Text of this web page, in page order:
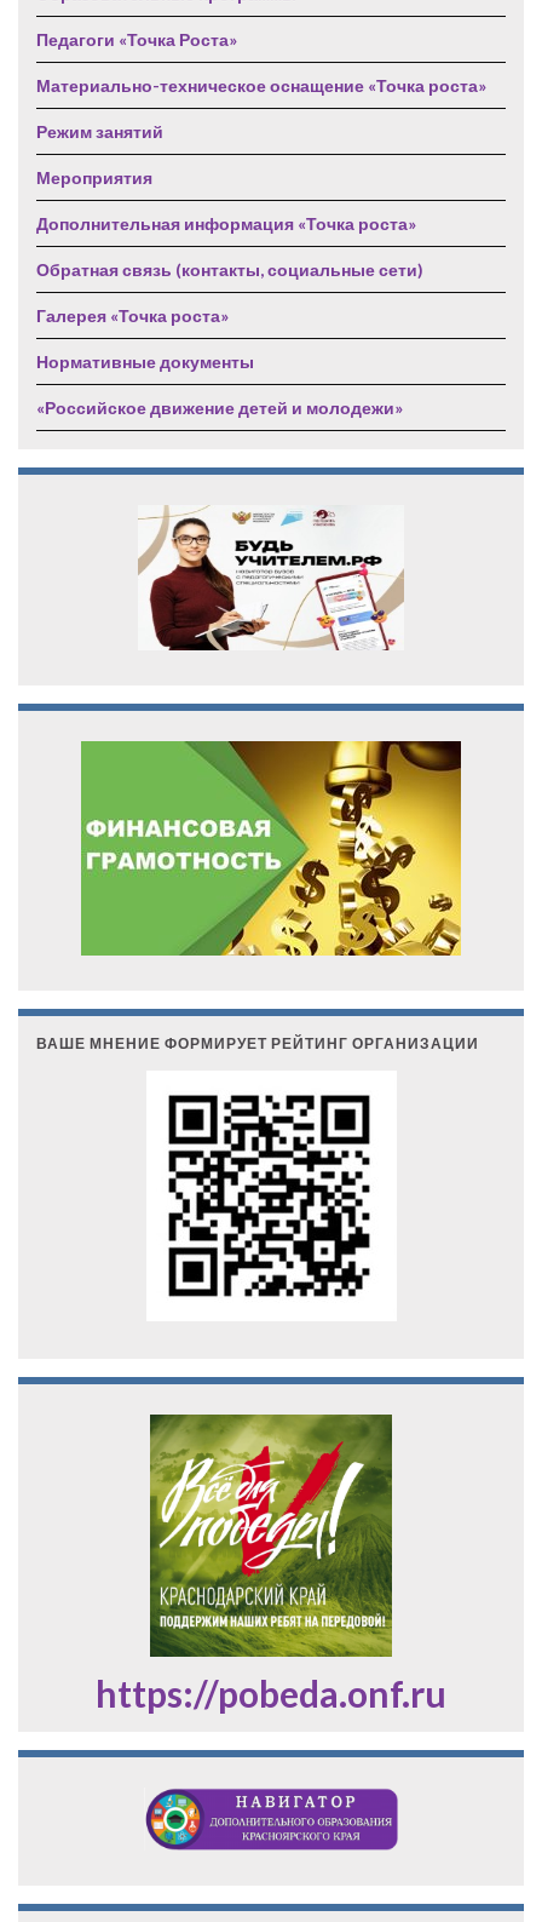
Педагоги «Точка Роста»
Материально-техническое оснащение «Точка роста»
Режим занятий
Мероприятия
Дополнительная информация «Точка роста»
Обратная связь (контакты, социальные сети)
Галерея «Точка роста»
Нормативные документы
«Российское движение детей и молодежи»
ВАШЕ МНЕНИЕ ФОРМИРУЕТ РЕЙТИНГ ОРГАНИЗАЦИИ
https://pobeda.onf.ru